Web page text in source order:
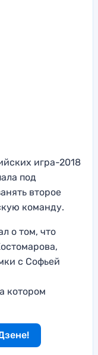
игра-2018
под
второе
команду.
о том, что
с Софьей
котором